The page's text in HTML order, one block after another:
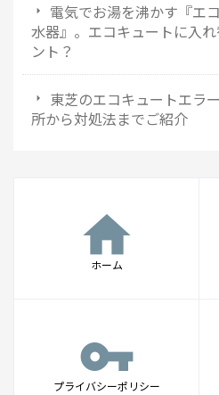
電気でお湯を沸かす『エ
水器』。エコキュートに入
ント？
東芝のエコキュートエラ
所から対処法までご紹介
home
ホーム
vpn_key
プライバシーポリシー